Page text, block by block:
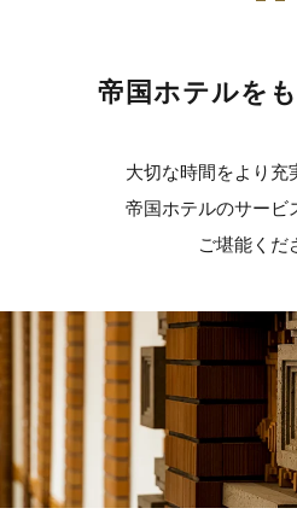
帝国ホテルを
大切な時間をより充
帝国ホテルのサービ
ご堪能くだ